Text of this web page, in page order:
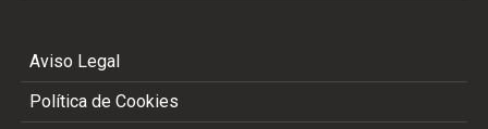
Aviso Legal
Política de Cookies